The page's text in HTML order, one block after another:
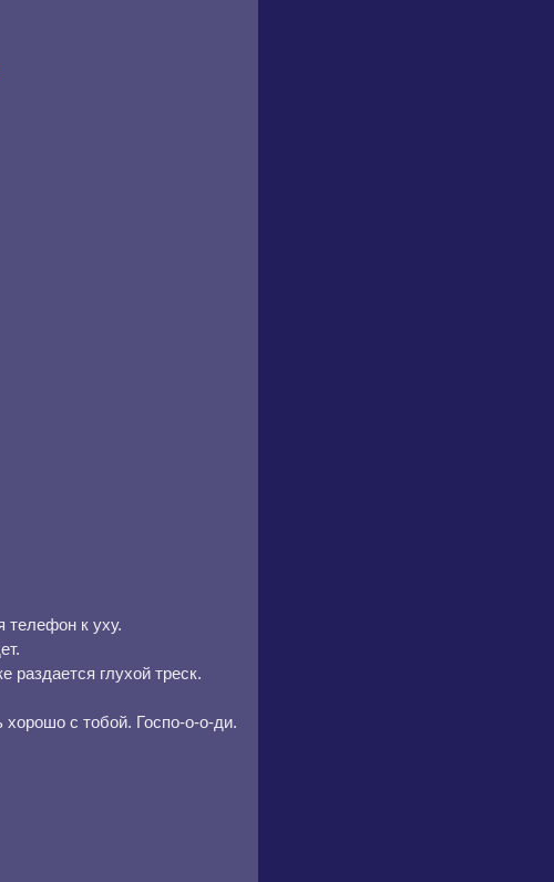
к уху.
глухой треск.
с тобой. Госпо-о-о-ди.